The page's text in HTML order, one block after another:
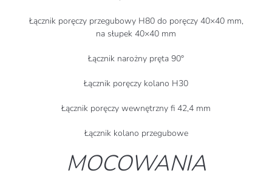
Łącznik poręczy przegubowy H80 do poręczy 40×40 mm,
na słupek 40×40 mm
Łącznik narożny pręta 90°
Łącznik poręczy kolano H30
Łącznik poręczy wewnętrzny fi 42,4 mm
Łącznik kolano przegubowe
MOCOWANIA